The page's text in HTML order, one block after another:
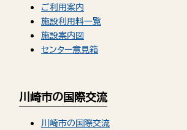
ご利用案内
施設利用料一覧
施設案内図
センター意見箱
川崎市の国際交流
川崎市の国際交流